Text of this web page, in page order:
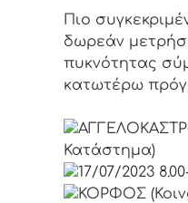
Πιο
δωρεάν
πυκνότητας
κατωτέρω
Κατάστημα)
17/07/2023
ΚΟΡΦΟΣ